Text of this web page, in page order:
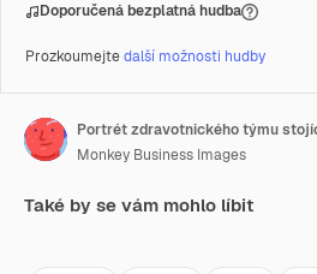
Doporučená bezplatná hudba
Prozkoumejtedalší možnosti hudby
Monkey Business Images
Také by se vám mohlo líbit